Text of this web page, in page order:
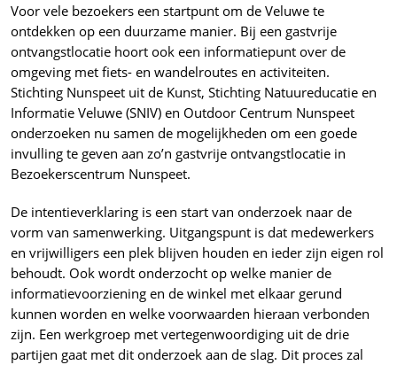
Voor vele bezoekers een startpunt om de Veluwe te
ontdekken op een duurzame manier. Bij een gastvrije
ontvangstlocatie hoort ook een informatiepunt over de
omgeving met fiets- en wandelroutes en activiteiten.
Stichting Nunspeet uit de Kunst, Stichting Natuureducatie en
Informatie Veluwe (SNIV) en Outdoor Centrum Nunspeet
onderzoeken nu samen de mogelijkheden om een goede
invulling te geven aan zo’n gastvrije ontvangstlocatie in
Bezoekerscentrum Nunspeet.
De intentieverklaring is een start van onderzoek naar de
vorm van samenwerking. Uitgangspunt is dat medewerkers
en vrijwilligers een plek blijven houden en ieder zijn eigen rol
behoudt. Ook wordt onderzocht op welke manier de
informatievoorziening en de winkel met elkaar gerund
kunnen worden en welke voorwaarden hieraan verbonden
zijn. Een werkgroep met vertegenwoordiging uit de drie
partijen gaat met dit onderzoek aan de slag. Dit proces zal